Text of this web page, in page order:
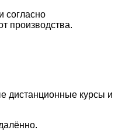
согласно
производства.
дистанционные курсы и